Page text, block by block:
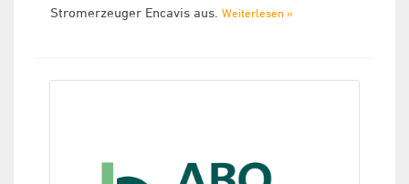
Stromerzeuger Encavis aus. Weiterlesen »